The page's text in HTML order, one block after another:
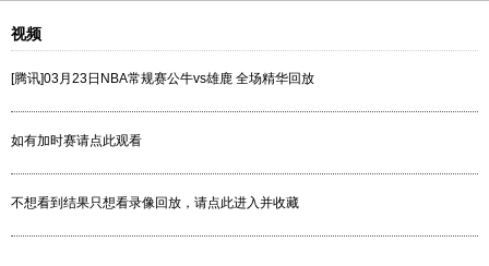
视频
[腾讯]03月23日NBA常规赛公牛vs雄鹿 全场精华回放
如有加时赛请点此观看
不想看到结果只想看录像回放，请点此进入并收藏